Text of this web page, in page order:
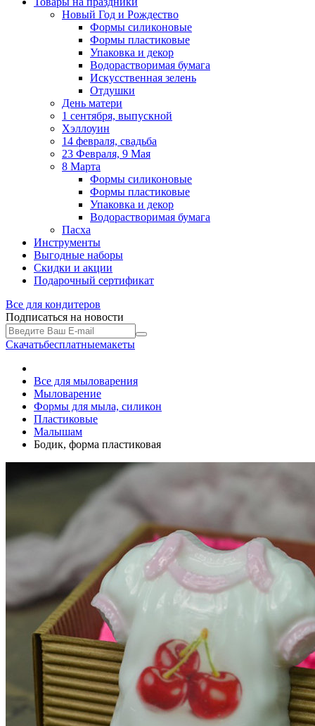
Новый Год и Рождество
Формы силиконовые
Формы пластиковые
Упаковка и декор
Водорастворимая бумага
Искусственная зелень
Отдушки
День матери
1 сентября, выпускной
Хэллоуин
14 февраля, свадьба
23 Февраля, 9 Мая
8 Марта
Формы силиконовые
Формы пластиковые
Упаковка и декор
Водорастворимая бумага
Пасха
Инструменты
Выгодные наборы
Скидки и акции
Подарочный сертификат
Все для кондитеров
Подписаться на новости
Скачатьбесплатныемакеты
Все для мыловарения
Мыловарение
Формы для мыла, силикон
Пластиковые
Малышам
Бодик, форма пластиковая